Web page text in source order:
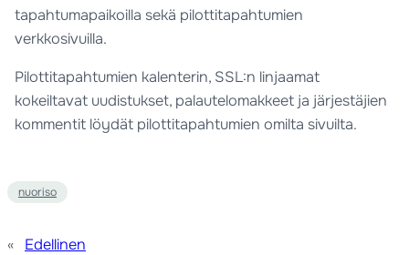
tapahtumapaikoilla sekä pilottitapahtumien
verkkosivuilla.
Pilottitapahtumien kalenterin, SSL:n linjaamat
kokeiltavat uudistukset, palautelomakkeet ja järjestäjien
kommentit löydät pilottitapahtumien omilta sivuilta.
nuoriso
«
Edellinen